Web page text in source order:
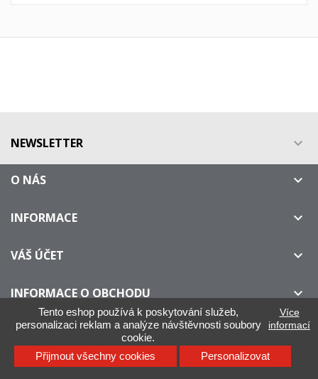
Tento eshop používá k poskytování služeb,
personalizaci reklam a analýze návštěvnosti soubory
cookie.
Více
informací
Přijmout všechny cookies Personalizovat
NEWSLETTER 
O NÁS 
INFORMACE 
VÁŠ ÚČET 
INFORMACE O OBCHODU 
IllyOnline.cz - Není oficiálním distributorem kávy ILLY